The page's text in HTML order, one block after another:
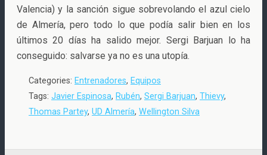
Valencia) y la sanción sigue sobrevolando el azul cielo
de Almería, pero todo lo que podía salir bien en los
últimos 20 días ha salido mejor. Sergi Barjuan lo ha
conseguido: salvarse ya no es una utopía.
Categories: Entrenadores, Equipos
Tags: Javier Espinosa, Rubén, Sergi Barjuan, Thievy,
Thomas Partey, UD Almería, Wellington Silva